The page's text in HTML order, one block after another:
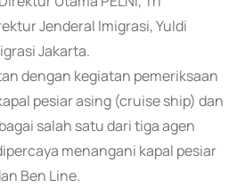
Jenderal Imigrasi, Yuldi
Jakarta.
dengan kegiatan pemeriksaan
pesiar asing (cruise ship) dan
salah satu dari tiga agen
menangani kapal pesiar
Ben Line.